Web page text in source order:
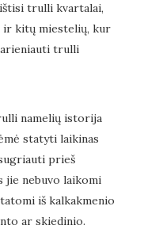
trulli kvartalai,
ir kitų miestelių, kur
trulli
namelių istorija
statyti laikinas
prieš
jie nebuvo laikomi
iš kalkakmenio
ar skiedinio.